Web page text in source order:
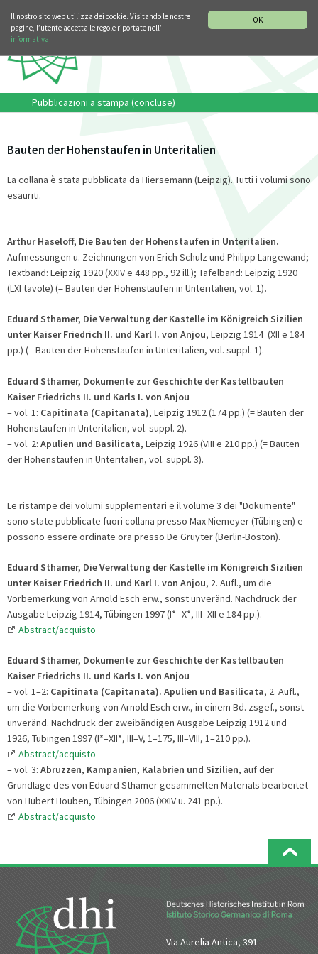
OK
Il nostro sito web utilizza dei cookie. Visitando le nostre
pagine, l’utente accetta le regole riportate nell’
informativa.
Pubblicazioni a stampa (concluse)
Bauten der Hohenstaufen in Unteritalien
La collana è stata pubblicata da Hiersemann (Leipzig). Tutti i volumi sono
esauriti.
ArthurHaseloff, Die Bauten der Hohenstaufen in Unteritalien.
Aufmessungen u. Zeichnungen von Erich Schulz und Philipp Langewand;
Textband: Leipzig 1920 (XXIV e 448 pp., 92 ill.); Tafelband: Leipzig 1920
(LXI tavole) (= Bauten der Hohenstaufen in Unteritalien, vol. 1).
Eduard Sthamer, Die Verwaltung der Kastelle im Königreich Sizilien
unter Kaiser Friedrich II. und Karl I. von Anjou, Leipzig 1914 (XII e 184
pp.) (= Bauten der Hohenstaufen in Unteritalien, vol. suppl. 1).
Eduard Sthamer, Dokumente zur Geschichte der Kastellbauten
Kaiser Friedrichs II. und Karls I. von Anjou
– vol. 1: Capitinata (Capitanata), Leipzig 1912 (174 pp.) (= Bauten der
Hohenstaufen in Unteritalien, vol. suppl. 2).
– vol. 2: Apulien und Basilicata, Leipzig 1926 (VIII e 210 pp.) (= Bauten
der Hohenstaufen in Unteritalien, vol. suppl. 3).
Le ristampe dei volumi supplementari e il volume 3 dei "Dokumente"
sono state pubblicate fuori collana presso Max Niemeyer (Tübingen) e
possono essere ordinate ora presso De Gruyter (Berlin-Boston).
Eduard Sthamer, Die Verwaltung der Kastelle im Königreich Sizilien
unter Kaiser Friedrich II. und Karl I. von Anjou, 2. Aufl., um die
Vorbemerkung von Arnold Esch erw., sonst unveränd. Nachdruck der
Ausgabe Leipzig 1914, Tübingen 1997 (I*–X*, III–XII e 184 pp.).
Abstract/acquisto
Eduard Sthamer, Dokumente zur Geschichte der Kastellbauten
Kaiser Friedrichs II. und Karls I. von Anjou
– vol. 1–2: Capitinata (Capitanata). Apulien und Basilicata, 2. Aufl.,
um die Vorbemerkung von Arnold Esch erw., in einem Bd. zsgef., sonst
unveränd. Nachdruck der zweibändigen Ausgabe Leipzig 1912 und
1926, Tübingen 1997 (I*–XII*, III–V, 1–175, III–VIII, 1–210 pp.).
Abstract/acquisto
– vol. 3: Abruzzen, Kampanien, Kalabrien und Sizilien, auf der
Grundlage des von Eduard Sthamer gesammelten Materials bearbeitet
von Hubert Houben, Tübingen 2006 (XXIV u. 241 pp.).
Abstract/acquisto
Via Aurelia Antica, 391